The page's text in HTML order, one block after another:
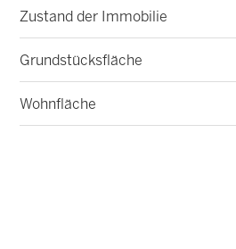
Zustand der Immobilie
Grundstücksfläche
Wohnfläche